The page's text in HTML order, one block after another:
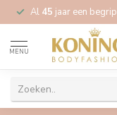
Al 45 jaar een begrip
MENU